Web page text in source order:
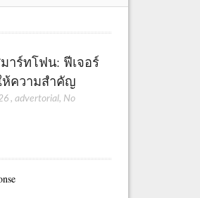
าร์ทโฟน: ฟีเจอร์
ความสำคัญ
,advertorial, No